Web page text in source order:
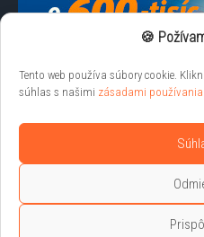
🍪
Tento web používa súbory cookie.
súhlas s našimi zásadami používania